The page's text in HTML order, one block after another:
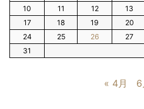
10
11 12 13
17
18 19 20
24
25 26 27
31
« 4月